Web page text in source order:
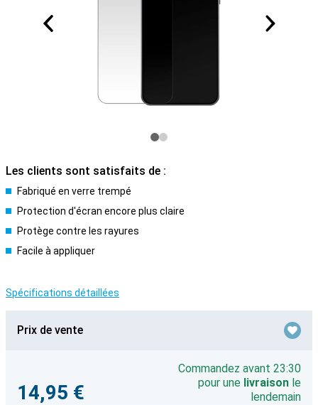
Les clients sont satisfaits de :
Fabriqué en verre trempé
Protection d'écran encore plus claire
Protège contre les rayures
Facile à appliquer
Spécifications détaillées
Prix de vente
14,95 €
Commandez avant 23:30
pour une livraison le
lendemain